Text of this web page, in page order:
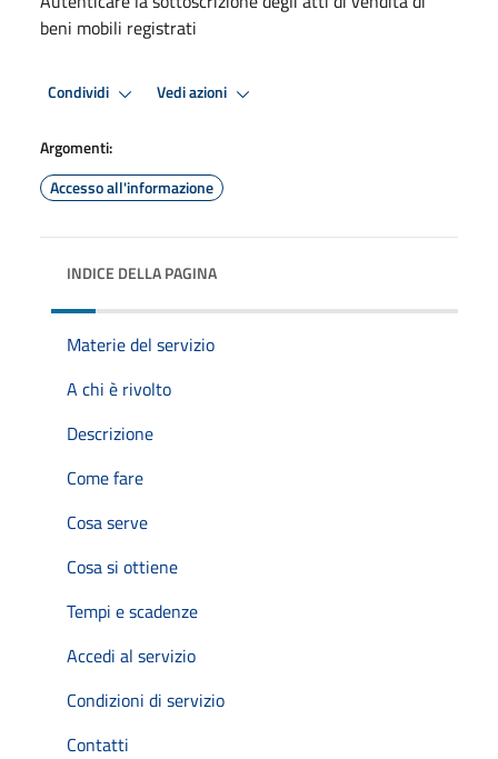
beni mobili registrati
Condividi Vedi azioni
Argomenti:
Accesso all'informazione
INDICE DELLA PAGINA
Materie del servizio
A chi è rivolto
Descrizione
Come fare
Cosa serve
Cosa si ottiene
Tempi e scadenze
Accedi al servizio
Condizioni di servizio
Contatti